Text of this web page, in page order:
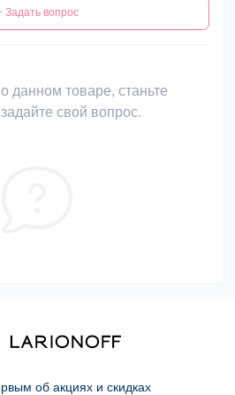
Задать вопрос
данном товаре, станьте
свой вопрос.
об акциях и скидках